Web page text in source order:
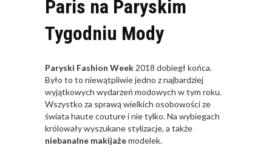
Paris na Paryskim
Tygodniu Mody
Paryski Fashion Week 2018 dobiegł końca.
Było to to niewątpliwie jedno z najbardziej
wyjątkowych wydarzeń modowych w tym roku.
Wszystko za sprawą wielkich osobowości ze
świata haute couture i nie tylko. Na wybiegach
królowały wyszukane stylizacje, a także
niebanalne makijażemodelek.